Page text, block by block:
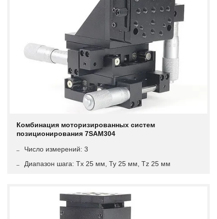
Комбинация моторизированных систем
позиционирования 7SAM304
Число измерений: 3
Диапазон шага: Tx 25 мм, Ty 25 мм, Tz 25 мм